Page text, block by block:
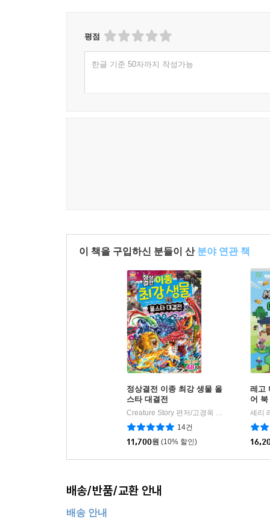
평점
한글 기준 50자까지 작성가능
이 책을 구입하신 분들이 산 분야 연관 책
정상결전 이종 최강 생물 올
스타 대결전
Creature Story 편저/고경옥 역
14건
11,700원 (10% 할인)
레고
어 북
배송/반품/교환 안내
배송 안내